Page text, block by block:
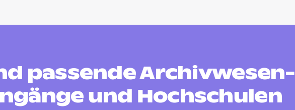
passende Archivwesen-
und Hochschulen